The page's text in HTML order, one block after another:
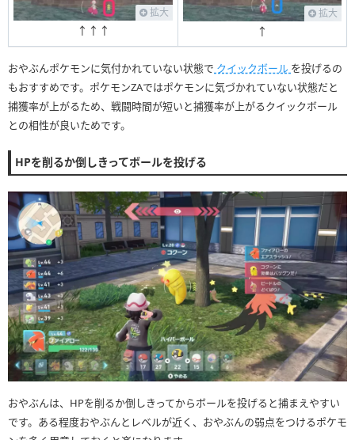
拡大
↑↑↑
拡大
↑
おやぶんポケモンに気付かれていない状態で クイックボール を投げるの
もおすすめです。ポケモンZAではポケモンに気づかれていない状態だと
捕獲率が上がるため、戦闘時間が短いと捕獲率が上がるクイックボール
との相性が良いためです。
HPを削るか倒しきってボールを投げる
おやぶんは、HPを削るか倒しきってからボールを投げると捕まえやすい
です。ある程度おやぶんとレベルが近く、おやぶんの弱点をつけるポケモ